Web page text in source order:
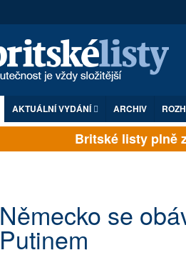
AKTUÁLNÍ VYDÁNÍ ARCHIV
Britské listy plně
Německo se
Putinem